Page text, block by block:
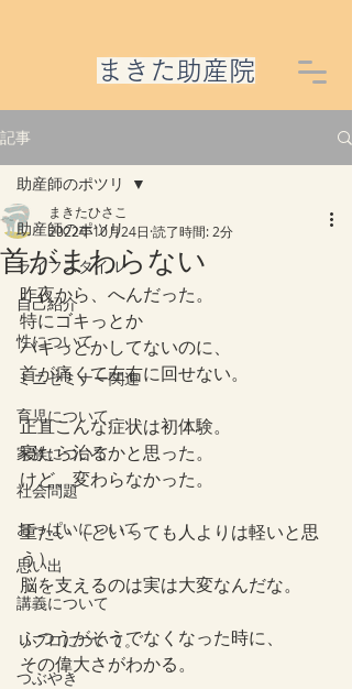
​まきた助産院
記事
助産師のポツリ
ライフスタイル
自己紹介
性について
ミニセミナー関連
育児について
家族について
社会問題
おっぱいについて
思い出
講義について
リプロについて。
つぶやき
助産師のポツリ
首がまわらない
まきたひさこ
2022年10月24日 読了時間: 2分
昨夜から、へんだった。
特にゴキっとか
バキっとかしてないのに、
首が痛くて左右に回せない。
正直こんな症状は初体験。
寝たら治るかと思った。
けど、変わらなかった。
重たい（といっても人よりは軽いと思
う）
脳を支えるのは実は大変なんだな。
ふつうがそうでなくなった時に、
その偉大さがわかる。